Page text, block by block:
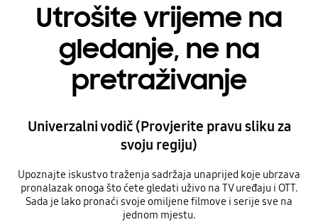
Utrošite vrijeme na
gledanje, ne na
pretraživanje
Univerzalni vodič (Provjerite pravu sliku za
svoju regiju)
Upoznajte iskustvo traženja sadržaja unaprijed koje ubrzava
pronalazak onoga što ćete gledati uživo na TV uređaju i OTT.
Sada je lako pronaći svoje omiljene filmove i serije sve na
jednom mjestu.